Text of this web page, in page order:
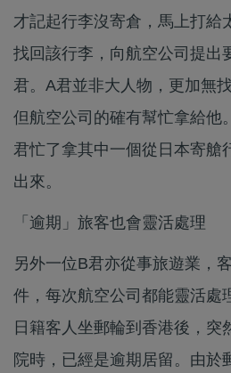
才記起行李沒寄倉，馬上打給
找回該行李，向航空公司提出
君。A君並非大人物，更加無
但航空公司的確有幫忙拿給他
君忙了拿其中一個從日本寄艙
出來。
「逾期」旅客也會靈活處理
另外一位B君亦從事旅遊業，
件，每次航空公司都能靈活處
日籍客人坐郵輪到香港後，突
院時，已經是逾期居留。由於